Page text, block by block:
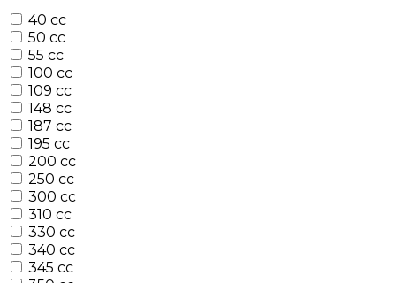
40 cc
50 cc
55 cc
100 cc
109 cc
148 cc
187 cc
195 cc
200 cc
250 cc
300 cc
310 cc
330 cc
340 cc
345 cc